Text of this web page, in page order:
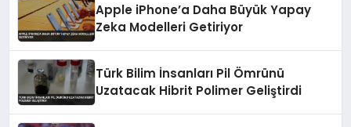
Apple iPhone’a Daha Büyük Yapay
Zeka Modelleri Getiriyor
Türk Bilim İnsanları Pil Ömrünü
Uzatacak Hibrit Polimer Geliştirdi